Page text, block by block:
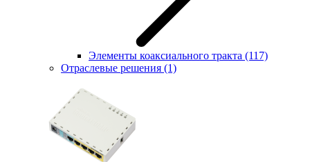
Элементы коаксиального тракта (117)
Отраслевые решения (1)